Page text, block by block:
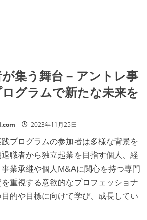
集う舞台 – アントレ事
グラムで新たな未来を
2023年11月25日
プログラムの参加者は多様な背景を
職者から独立起業を目指す個人、経
業承継や個人M&Aに関心を持つ専門
重視する意欲的なプロフェッショナ
的や目標に向けて学び、成長してい